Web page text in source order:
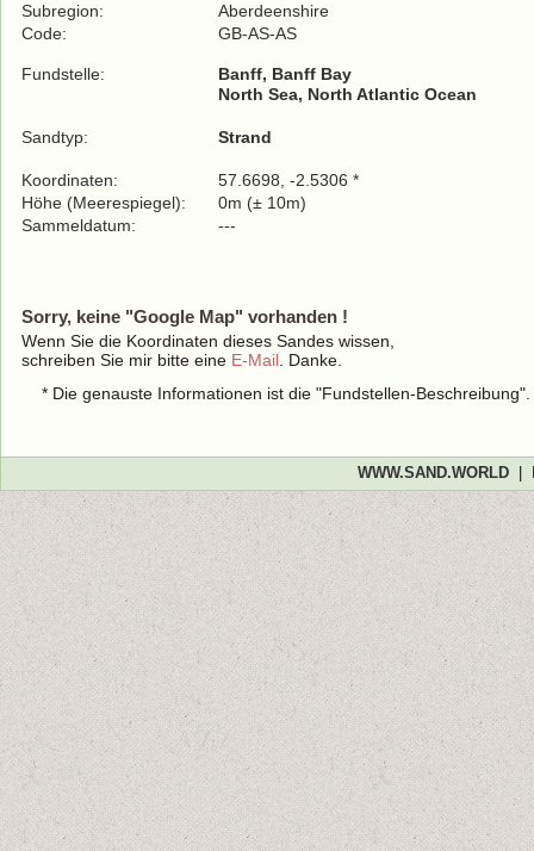
Subregion:
Aberdeenshire
Code:
GB-AS-AS
Fundstelle:
Banff, Banff Bay
North Sea, North Atlantic Ocean
Sandtyp: Strand
Koordinaten:
57.6698, -2.5306 *
Höhe (Meerespiegel):
0m (± 10m)
Sammeldatum:
---
Sorry, keine "Google Map" vorhanden !
Wenn Sie die Koordinaten dieses Sandes wissen,
schreiben Sie mir bitte eine E-Mail . Danke.
* Die genauste Informationen ist die "Fundstellen-
WWW.SAND.WORLD|